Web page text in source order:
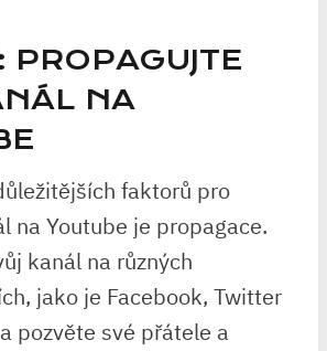
PROPAGUJTE
NA
faktorů pro
na Youtube je propagace.
kanál na různých
jako je Facebook, Twitter
pozvěte své přátele a